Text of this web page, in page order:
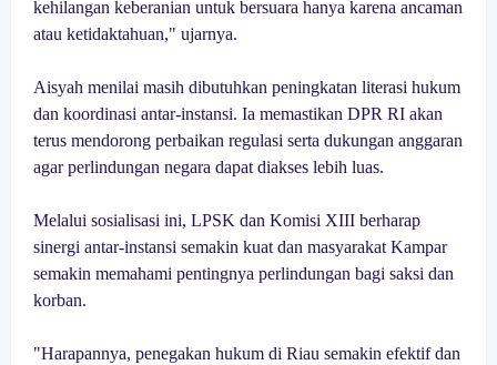
kehilangan keberanian untuk bersuara hanya karena ancaman
atau ketidaktahuan," ujarnya.
Aisyah menilai masih dibutuhkan peningkatan literasi hukum
dan koordinasi antar-instansi. Ia memastikan DPR RI akan
terus mendorong perbaikan regulasi serta dukungan anggaran
agar perlindungan negara dapat diakses lebih luas.
Melalui sosialisasi ini, LPSK dan Komisi XIII berharap
sinergi antar-instansi semakin kuat dan masyarakat Kampar
semakin memahami pentingnya perlindungan bagi saksi dan
korban.
"Harapannya, penegakan hukum di Riau semakin efektif dan